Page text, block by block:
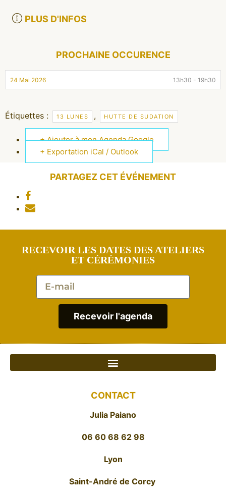
PLUS D'INFOS
PROCHAINE OCCURENCE
24 Mai 2026 13h30 - 19h30
Étiquettes : 13 LUNES , HUTTE DE SUDATION
+ Ajouter à mon Agenda Google
+ Exportation iCal / Outlook
PARTAGEZ CET ÉVÉNEMENT
RECEVOIR LES DATES DES ATELIERS
ET CÉRÉMONIES
Recevoir l'agenda
CONTACT
Julia Paiano
06 60 68 62 98
Lyon
Saint-André de Corcy